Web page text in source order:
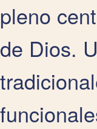
pleno
de Dios.